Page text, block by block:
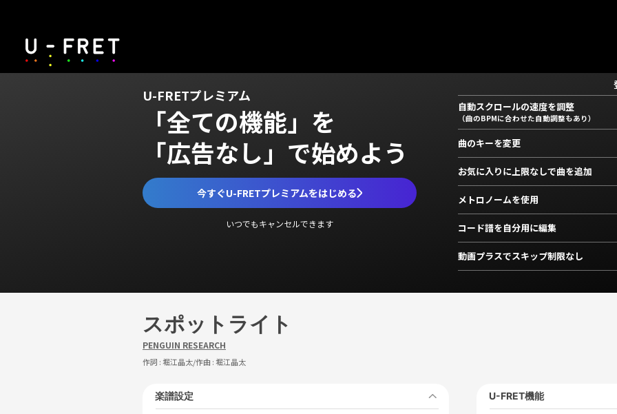
U-FRETプレミアム
「全ての機能」を
「広告なし」で始めよう
今すぐU-FRETプレミアムをはじめる
いつでもキャンセルできます
自動スクロールの速度を調整
（曲のBPMに合わせた自動調整もあり）
曲のキーを変更
お気に入りに上限なしで曲を追加
メトロノームを使用
コード譜を自分用に編集
動画プラスでスキップ制限なし
スポットライト
PENGUIN RESEARCH
作詞 :堀江晶太/作曲 :堀江晶太
楽譜設定 U-FRET機能